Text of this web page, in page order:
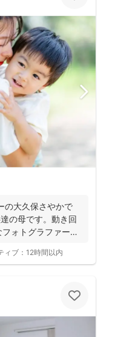
の大久保さやかで
の母です。動き回
ォトグラファーで
ィブ： 12時間以内